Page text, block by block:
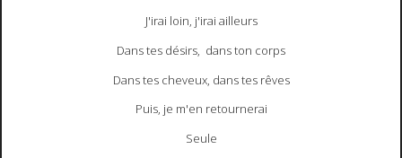
J'irai loin, j'irai ailleurs
Dans tes désirs, dans ton corps
Dans tes cheveux, dans tes rêves
Puis, je m'en retournerai
Seule